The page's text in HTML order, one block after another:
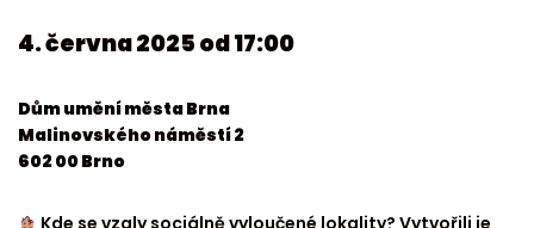
4. června 2025 od 17:00
Dům umění města Brna
Malinovského náměstí 2
602 00 Brno